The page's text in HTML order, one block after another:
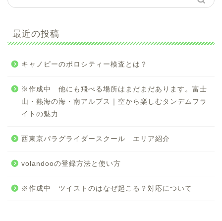
最近の投稿
キャノピーのポロシティー検査とは？
※作成中 他にも飛べる場所はまだまだあります。富士
山・熱海の海・南アルプス｜空から楽しむタンデムフラ
イトの魅力
西東京パラグライダースクール エリア紹介
volandooの登録方法と使い方
※作成中 ツイストのはなぜ起こる？対応について